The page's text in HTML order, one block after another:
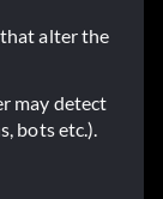
alter the
may detect
bots etc.).